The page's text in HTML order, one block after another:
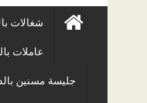
شغالات
عاملات
جليسة مسنين